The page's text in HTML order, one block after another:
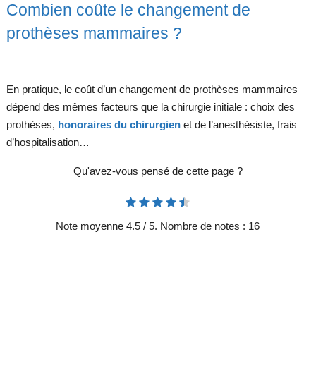
Combien coûte le changement de
prothèses mammaires ?
En pratique, le coût d’un changement de prothèses mammaires
dépend des mêmes facteurs que la chirurgie initiale : choix des
prothèses, honoraires du chirurgienet de l’anesthésiste, frais
d’hospitalisation…
Qu'avez-vous pensé de cette page ?
Note moyenne4.5 / 5. Nombre de notes : 16